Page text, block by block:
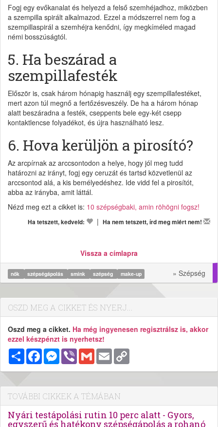
Fogj egy evőkanalat és helyezd a felső szemhéjadhoz, miközben
a szempilla spirált alkalmazod. Ezzel a módszerrel nem fog a
szempillaspirál a szemhéjra kenődni, így megkíméled magad
némi bosszúságtól.
5. Ha beszárad a
szempillafesték
Először is, csak három hónapig használj egy szempillafestéket,
mert azon túl megnő a fertőzésveszély. De ha a három hónap
alatt beszáradna a festék, cseppents bele egy-két csepp
kontaktlencse folyadékot, és újra használható lesz.
6. Hova kerüljön a pirosító?
Az arcpírnak az arccsontodon a helye, hogy jól meg tudd
határozni az irányt, fogj egy ceruzát és tartsd közvetlenül az
arccsontod alá, a kis bemélyedéshez. Ide vidd fel a pirosítót,
abba az irányba, amit láttál.
Nézd meg ezt a cikket is: 10 szépségbaki, amin röhögni fogsz!
Ha tetszett, kedveld: | Ha nem tetszett, írd meg miért nem!
Vissza a címlapra
nők szépségápolás smink szépség make-up » Szépség
OSZD MEG A CIKKET ÉS NYERJ...
Oszd meg a cikket. Ha még ingyenesen regisztrálsz is, akkor
ezzel készpénzt is nyerhetsz!
MegosztásFacebookMessenger
Viber Gmail Email
TOVÁBBI CIKKEK A TÉMÁBAN
Nyári testápolási rutin 10 perc alatt - Gyors,
egyszerű és hatékony szépségápolás a rohanó